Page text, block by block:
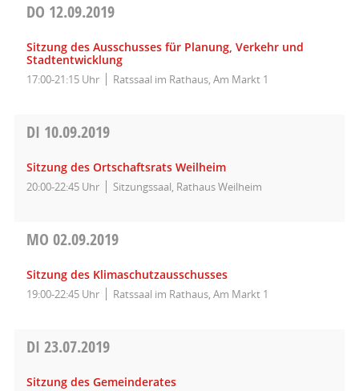
DO 12.09.2019
Sitzung des Ausschusses für Planung, Verkehr und
Stadtentwicklung
17:00-21:15 Uhr Ratssaal im Rathaus, Am Markt 1
DI 10.09.2019
Sitzung des Ortschaftsrats Weilheim
20:00-22:45 Uhr Sitzungssaal, Rathaus Weilheim
MO 02.09.2019
Sitzung des Klimaschutzausschusses
19:00-22:45 Uhr Ratssaal im Rathaus, Am Markt 1
DI 23.07.2019
Sitzung des Gemeinderates